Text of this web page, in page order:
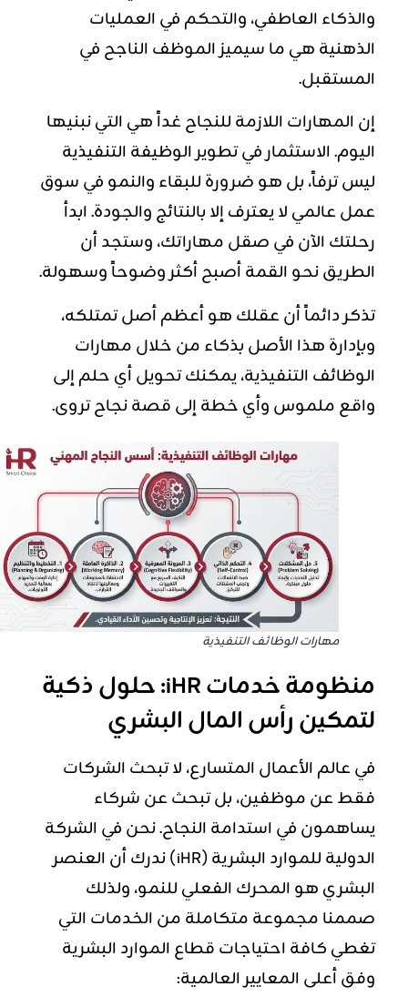
والذكاء العاطفي، والتحكم في العمليات
الذهنية هي ما سيميز الموظف الناجح في
المستقبل.
إن المهارات اللازمة للنجاح غداً هي التي نبنيها
اليوم. الاستثمار في تطوير الوظيفة التنفيذية
ليس ترفاً، بل هو ضرورة للبقاء والنمو في سوق
عمل عالمي لا يعترف إلا بالنتائج والجودة. ابدأ
رحلتك الآن في صقل مهاراتك، وستجد أن
الطريق نحو القمة أصبح أكثر وضوحاً وسهولة.
تذكر دائماً أن عقلك هو أعظم أصل تمتلكه،
وبإدارة هذا الأصل بذكاء من خلال مهارات
الوظائف التنفيذية، يمكنك تحويل أي حلم إلى
واقع ملموس وأي خطة إلى قصة نجاح تروى.
مهارات الوظائف التنفيذية
منظومة خدمات iHR: حلول ذكية
لتمكين رأس المال البشري
في عالم الأعمال المتسارع، لا تبحث الشركات
فقط عن موظفين، بل تبحث عن شركاء
يساهمون في استدامة النجاح. نحن في الشركة
الدولية للموارد البشرية (iHR) ندرك أن العنصر
البشري هو المحرك الفعلي للنمو، ولذلك
صممنا مجموعة متكاملة من الخدمات التي
تغطي كافة احتياجات قطاع الموارد البشرية
وفق أعلى المعايير العالمية: